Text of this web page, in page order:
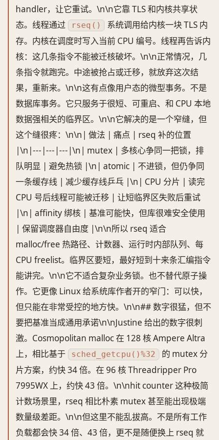
handler，让它重试。\n\n它靠 TLS 和内核共享状
态。线程通过
rseq()
系统调用给内核一块 TLS 内
存。内核在调度时写入当前 CPU 编号。线程再告诉内
核：这几条指令不能被迁核破坏。\n\n正常情况，几
条指令就跑完。中途被抢占或迁移，就放弃这次结
果，重新来。\n\n这有点像用户态的微型事务。不是
数据库事务。它只服务于很短、可重启、和 CPU 本地
数据强相关的临界区。\n\n它解决的是一个窄缝，但
这个缝很疼：\n\n| 做法 | 痛点 | rseq 补的位置
|\n|---|---|---|\n| mutex | 多核心争同一把锁，排
队明显 | 避免热锁 |\n| atomic | 不进锁，但仍争同
一条缓存线 | 减少缓存线乒乓 |\n| CPU 分片 | 读完
CPU 号后线程可能被迁移 | 让短临界区失败后重试
|\n| affinity 绑核 | 基准可能快，但库很难安全使用
| 保留调度器自由度 |\n\n所以 rseq 适合
malloc/free 热路径、计数器、运行时内部队列、每
CPU freelist。临界区要短，最好短到十来条汇编指令
能讲完。\n\n它不适合复杂业务锁。也不替代原子操
作。它更像 Linux 给系统库作者开的窄门：可以快，
但只能在非常受控的地方快。\n\n## 数字很猛，但不
要把基准当成通用承诺\n\nJustine 给出的数字很刺
激。Cosmopolitan malloc 在 128 核 Ampere Altra
上，相比基于
sched_getcpu()%32
的 mutex 分
片方案，约快 34 倍。在 96 核 Threadripper Pro
7995WX 上，约快 43 倍。\n\nhit counter 这种极简
计数场景里，rseq 相比朴素 mutex 甚至能出现极端
数量级差距。\n\n但这里不能乱拔高。不是所有工作
负载都会快 34 倍、43 倍，更不是随便换上 rseq 就